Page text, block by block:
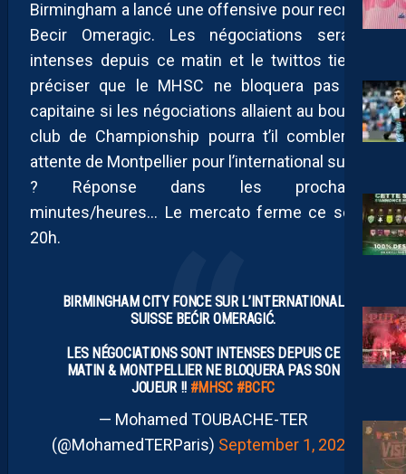
Birmingham a lancé une offensive pour recruter
Becir Omeragic. Les négociations seraient
intenses depuis ce matin et le twittos tient à
préciser que le MHSC ne bloquera pas son
capitaine si les négociations allaient au bout. Le
club de Championship pourra t’il combler les
attente de Montpellier pour l’international suisse
? Réponse dans les prochaines
minutes/heures… Le mercato ferme ce soir à
20h.
BIRMINGHAM CITY FONCE SUR L’INTERNATIONAL
SUISSE BEĆIR OMERAGIĆ.
LES NÉGOCIATIONS SONT INTENSES DEPUIS CE
MATIN & MONTPELLIER NE BLOQUERA PAS SON
JOUEUR !! #MHSC #BCFC
— Mohamed TOUBACHE-TER
(@MohamedTERParis) September 1, 2025